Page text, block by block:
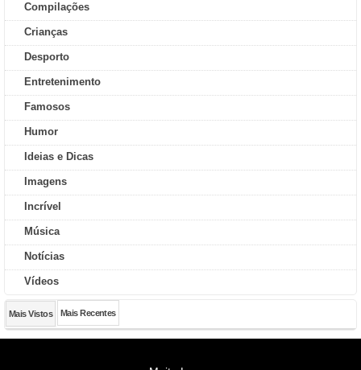
Compilações
Crianças
Desporto
Entretenimento
Famosos
Humor
Ideias e Dicas
Imagens
Incrível
Música
Notícias
Vídeos
Mais Vistos Mais Recentes